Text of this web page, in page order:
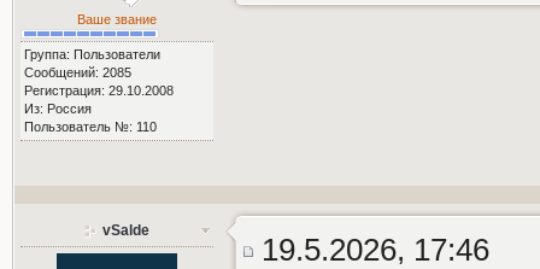
Ваше звание
Группа: Пользователи
Сообщений: 2085
Регистрация: 29.10.2008
Из: Россия
Пользователь №: 110
vSalde
19.5.2026, 17:46